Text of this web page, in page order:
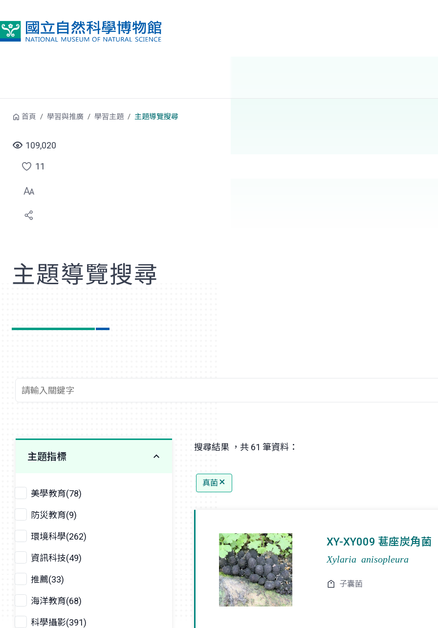
首頁 學習與推廣 學習主題 主題導覽搜尋
109,020
點
選
喜
11
主題導覽搜尋
查詢關鍵字
主題指標
美學教育(78)
防災教育(9)
環境科學(262)
資訊科技(49)
推薦(33)
海洋教育(68)
科學攝影(391)
搜尋結果 ，共 61 筆資料：
真菌
XY-XY009 葚座炭角菌
Xylaria anisopleura
子囊菌